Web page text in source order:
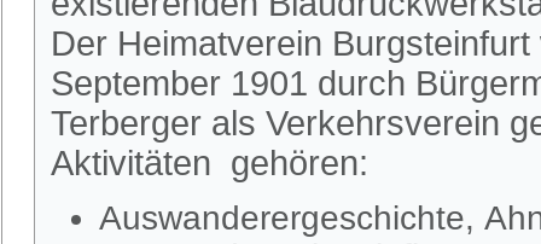
Der Heimatverein
September 1901 durch
Terberger als Verkehrsverein
Aktivitäten gehören:
Auswanderergeschichte,